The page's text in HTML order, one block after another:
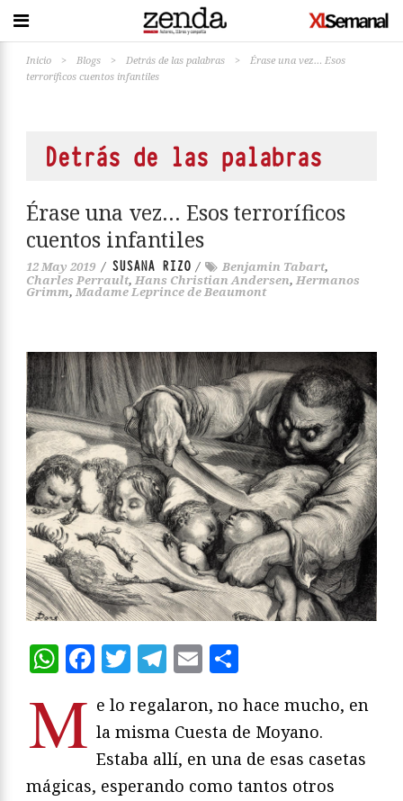
Inicio > Blogs > Detrás de las palabras >
Érase una vez… Esos
terroríficos cuentos infantiles
Detrás de las palabras
Érase una vez… Esos terroríficos
cuentos infantiles
12 May 2019 / SUSANA RIZO / Benjamin Tabart,
Charles Perrault, Hans Christian Andersen, Hermanos
Grimm, Madame Leprince de Beaumont
WhatsApp
Facebook
Twitter
Telegram
Email
M e lo regalaron, no hace mucho, en
la misma Cuesta de Moyano.
Estaba allí, en una de esas casetas
mágicas, esperando como tantos otros